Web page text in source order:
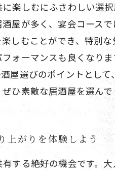
楽しむにふさわしい選
屋が多く、宴会コース
しむことができ、特別
ォーマンスも良くなり
屋選びのポイントとし
ひ素敵な居酒屋を選んで
上がりを体験しよう
する絶好の機会です。